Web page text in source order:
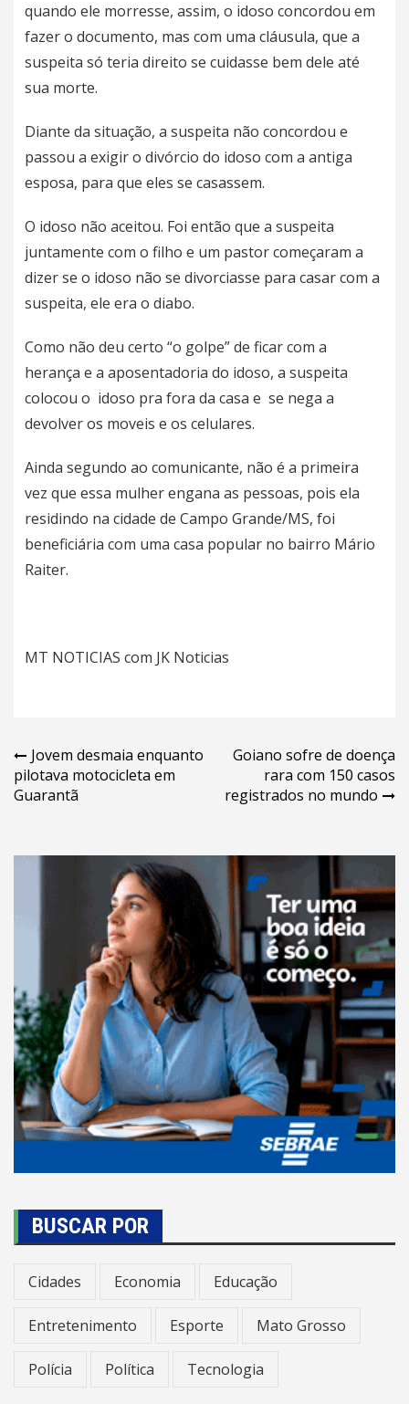
quando ele morresse, assim, o idoso concordou em
fazer o documento, mas com uma cláusula, que a
suspeita só teria direito se cuidasse bem dele até
sua morte.
Diante da situação, a suspeita não concordou e
passou a exigir o divórcio do idoso com a antiga
esposa, para que eles se casassem.
O idoso não aceitou. Foi então que a suspeita
juntamente com o filho e um pastor começaram a
dizer se o idoso não se divorciasse para casar com a
suspeita, ele era o diabo.
Como não deu certo “o golpe” de ficar com a
herança e a aposentadoria do idoso, a suspeita
colocou o idoso pra fora da casa e se nega a
devolver os moveis e os celulares.
Ainda segundo ao comunicante, não é a primeira
vez que essa mulher engana as pessoas, pois ela
residindo na cidade de Campo Grande/MS, foi
beneficiária com uma casa popular no bairro Mário
Raiter.
MT NOTICIAS com JK Noticias
Navegação
de
Jovem desmaia enquanto
pilotava motocicleta em
Guarantã
Goiano sofre de doença
rara com 150 casos
registrados no mundo
BUSCAR POR
Cidades Economia Educação
Entretenimento Esporte Mato Grosso
Polícia Política Tecnologia